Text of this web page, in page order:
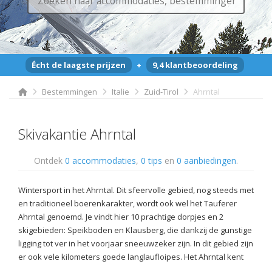
Écht de laagste prijzen + 9,4 klantbeoordeling
Bestemmingen Italie Zuid-Tirol Ahrntal
Skivakantie Ahrntal
Ontdek 0 accommodaties, 0 tips en 0 aanbiedingen.
Wintersport in het Ahrntal. Dit sfeervolle gebied, nog steeds met
en traditioneel boerenkarakter, wordt ook wel het Tauferer
Ahrntal genoemd. Je vindt hier 10 prachtige dorpjes en 2
skigebieden: Speikboden en Klausberg, die dankzij de gunstige
ligging tot ver in het voorjaar sneeuwzeker zijn. In dit gebied zijn
er ook vele kilometers goede langlaufloipes. Het Ahrntal kent